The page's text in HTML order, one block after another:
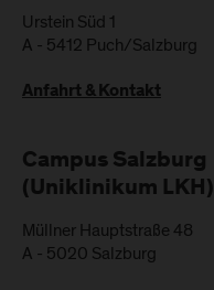
Urstein Süd 1
A - 5412 Puch/Salzburg
Anfahrt & Kontakt
Campus Salzburg
(Uniklinikum LKH)
Müllner Hauptstraße 48
A - 5020 Salzburg